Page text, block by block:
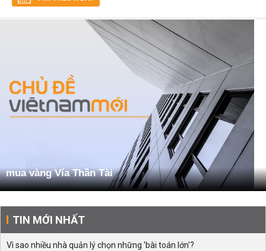
mua vàng Vía Thần Tài
TIN MỚI NHẤT
Vì sao nhiều nhà quản lý chọn những 'bài toán lớn'?